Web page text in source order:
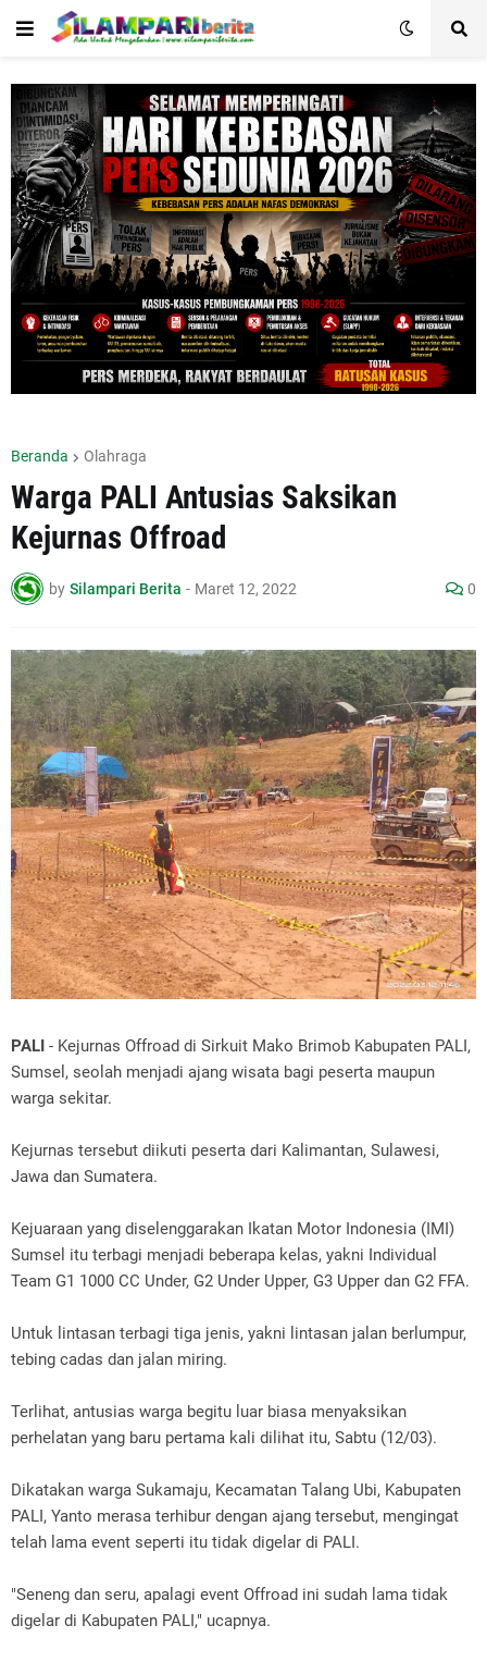
Beranda Olahraga
Warga PALI Antusias Saksikan
Kejurnas Offroad
by Silampari Berita - Maret 12, 2022 0
PALI - Kejurnas Offroad di Sirkuit Mako Brimob Kabupaten PALI,
Sumsel, seolah menjadi ajang wisata bagi peserta maupun
warga sekitar.
Kejurnas tersebut diikuti peserta dari Kalimantan, Sulawesi,
Jawa dan Sumatera.
Kejuaraan yang diselenggarakan Ikatan Motor Indonesia (IMI)
Sumsel itu terbagi menjadi beberapa kelas, yakni Individual
Team G1 1000 CC Under, G2 Under Upper, G3 Upper dan G2 FFA.
Untuk lintasan terbagi tiga jenis, yakni lintasan jalan berlumpur,
tebing cadas dan jalan miring.
Terlihat, antusias warga begitu luar biasa menyaksikan
perhelatan yang baru pertama kali dilihat itu, Sabtu (12/03).
Dikatakan warga Sukamaju, Kecamatan Talang Ubi, Kabupaten
PALI, Yanto merasa terhibur dengan ajang tersebut, mengingat
telah lama event seperti itu tidak digelar di PALI.
"Seneng dan seru, apalagi event Offroad ini sudah lama tidak
digelar di Kabupaten PALI," ucapnya.